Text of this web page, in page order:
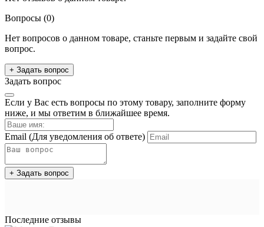
Вопросы (0)
Нет вопросов о данном товаре, станьте первым и задайте свой
вопрос.
+ Задать вопрос
Задать вопрос
Если у Вас есть вопросы по этому товару, заполните форму
ниже, и мы ответим в ближайшее время.
Email (Для уведомления об ответе)
+ Задать вопрос
Последние отзывы